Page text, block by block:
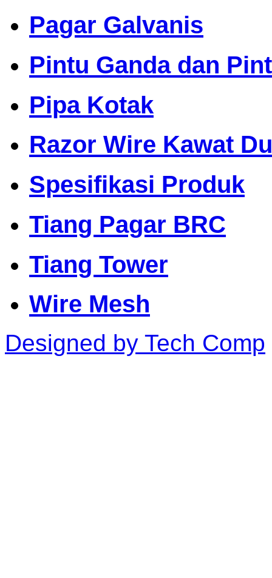
Pagar Galvanis
Pintu Ganda dan
Pipa Kotak
Razor Wire Kawat
Spesifikasi Produk
Tiang Pagar BRC
Tiang Tower
Wire Mesh
Designed by Tech Comp